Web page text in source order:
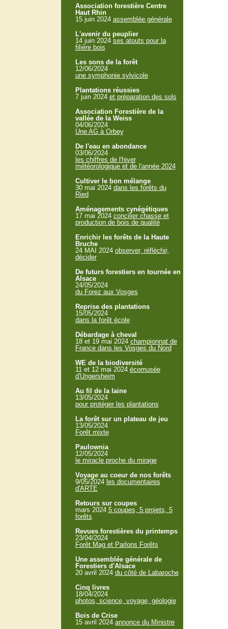
Association forestière Centre
Haut Rhin
15 juin 2024 assemblée générale
L'avenir du peuplier
14 juin 2024 ses atouts pour la
filière bois
Les sons de la forêt
12/06/2024
une symphonie sylvicole
Plantations réussies
7 juin 2024 et préparation des sols
Association Forestière de la
vallée de la Weiss
04/06/2024
Une AG à Orbey
De l'eau en abondance
03/06/2024
les chiffres de l'hiver
météorologique et de l'année 2024
Cultiver le bon mélange
30 mai 2024 dans les forêts du
Ried
Aménagements cynégétiques
17 mai 2024 concilier chasse et
production de bois de qualité
Enrichir les forêts de la Haute
Bruche
24 MAI 2024 observer, réfléchir,
décider
De futurs forestiers en tournée en
Alsace
24/05/2024
du Forez aux Vosges
Reprise des plantations
15/05/2024
dans la forêt école
Débardage à cheval
18 et 19 mai 2024 championnat de
France dans les Vosges du Nord
WE de la biodiversité
11 et 12 mai 2024 écomusée
d'Ungersheim
Au fil de la laine
13/05/2024
pour protéger les plantations
La forêt sur un plateau de jeu
13/05/2024
Forêt mixte
Paulownia
12/05/2024
le miracle proche du mirage
Voyage au coeur de nos forêts
9/05/2024 les documentaires
d'ARTE
Retours sur coupes
mars 2024 5 coupes, 5 projets, 5
forêts
Revues forestières du printemps
23/04/2024
Forêt Mag et Parlons Forêts
Une assemblée générale de
Forestiers d'Alsace
20 avril 2024 du côté de Labaroche
Cinq livres
18/04/2024
photos, science, voyage, géologie
Bois de Crise
15 avril 2024 annonce du Ministre